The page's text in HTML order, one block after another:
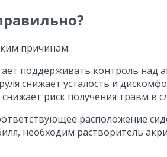
причинам:
поддерживать контроль
снижает усталость и
риск получения травм в
расположение
необходим растворитель